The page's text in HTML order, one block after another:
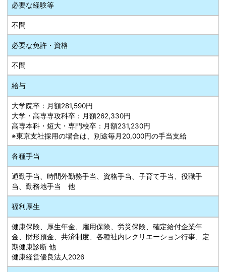
必要な経験等
不問
必要な免許・資格
不問
給与
大学院卒：月額281,590円
大学・高専専攻科卒：月額262,330円
高専本科・短大・専門校卒：月額231,230円
※東京支社採用の場合は、別途毎月20,000円の手当支給
各種手当
通勤手当、時間外勤務手当、資格手当、子育て手当、役職手
当、勤務地手当 他
福利厚生
健康保険、厚生年金、雇用保険、労災保険、確定給付企業年
金、財形預金、共済制度、各種社内レクリエーション行事、定
期健康診断 他
健康経営優良法人2026